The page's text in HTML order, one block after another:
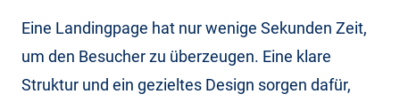
Eine Landingpage hat nur wenige Sekunden Zeit,
um den Besucher zu überzeugen. Eine klare
Struktur und ein gezieltes Design sorgen dafür,